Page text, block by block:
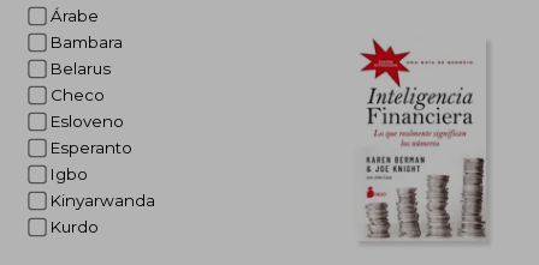
Árabe
Bambara
Belarus
Checo
Esloveno
Esperanto
Igbo
Kinyarwanda
Kurdo